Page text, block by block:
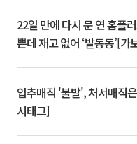
22일 만에 다시 문 연 홈플
쁜데 재고 없어 ‘발동동’[가
입추매직 '불발', 처서매직
시태그]